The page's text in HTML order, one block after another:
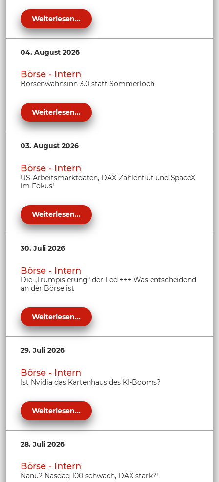
Weiterlesen...
04. August 2026
Börse - Intern
Börsenwahnsinn 3.0 statt Sommerloch
Weiterlesen...
03. August 2026
Börse - Intern
US-Arbeitsmarktdaten, DAX-Zahlenflut und SpaceX
im Fokus!
Weiterlesen...
30. Juli 2026
Börse - Intern
Die „Trumpisierung“ der Fed +++ Was entscheidend
an der Börse ist
Weiterlesen...
29. Juli 2026
Börse - Intern
Ist Nvidia das Kartenhaus des KI-Booms?
Weiterlesen...
28. Juli 2026
Börse - Intern
Nanu? Nasdaq 100 schwach, DAX stark?!